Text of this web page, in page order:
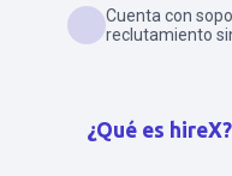
Cuenta con
reclutamiento
¿Qué es hireX?